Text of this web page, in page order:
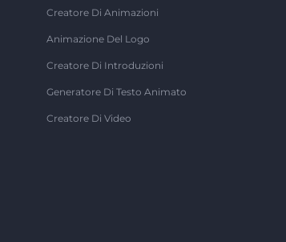
Creatore Di Animazioni
Animazione Del Logo
Creatore Di Introduzioni
Generatore Di Testo Animato
Creatore Di Video